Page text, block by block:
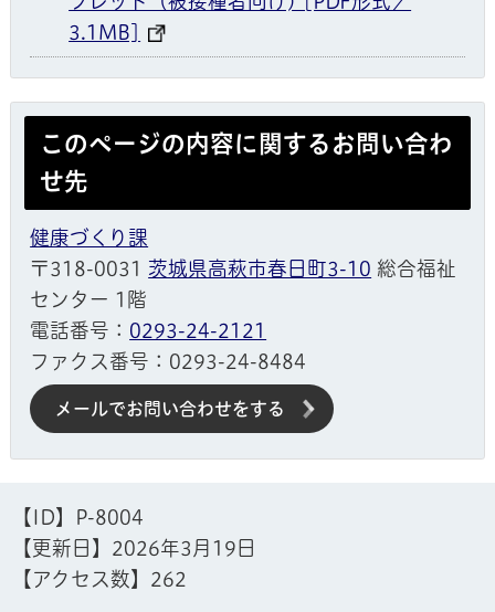
3.1MB]
このページの内容に関するお問い合わ
せ先
健康づくり課
〒318-0031 茨城県高萩市春日町3-10 総合福祉
センター 1階
電話番号： 0293-24-2121
ファクス番号：0293-24-8484
メールでお問い合わせをする
【ID】
P-8004
【更新日】 2026年3月19日
【アクセス数】 262